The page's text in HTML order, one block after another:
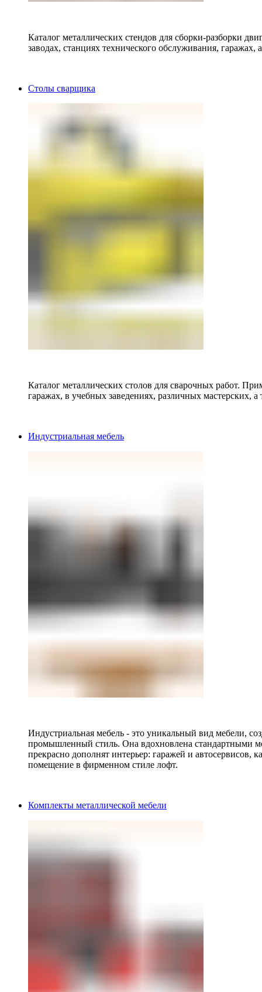
Каталог металлических стендов для сборки-разборки
заводах, станциях технического обслуживания, гаражах,
Столы сварщика
Каталог металлических столов для сварочных работ.
гаражах, в учебных заведениях, различных мастерских, а
Индустриальная мебель
Индустриальная мебель - это уникальный вид мебели,
промышленный стиль. Она вдохновлена стандартными
прекрасно дополнят интерьер: гаражей и автосервисов,
помещение в фирменном стиле лофт.
Комплекты металлической мебели